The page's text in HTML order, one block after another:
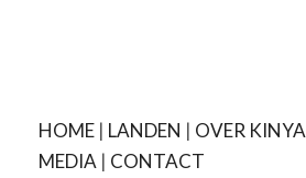
HOME| LANDEN | OVER KINYA
MEDIA | CONTACT